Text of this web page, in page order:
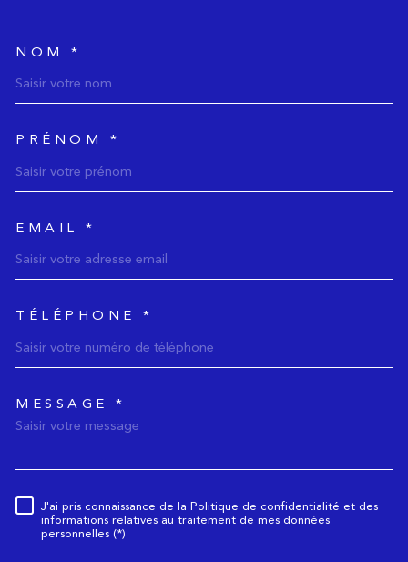
NOM *
PRÉNOM *
EMAIL *
TÉLÉPHONE *
TRAD_MELTEM_voredemande
MESSAGE *
Règlementation
J'ai pris connaissance de la Politique de confidentialité et des
informations relatives au traitement de mes données
personnelles (*)